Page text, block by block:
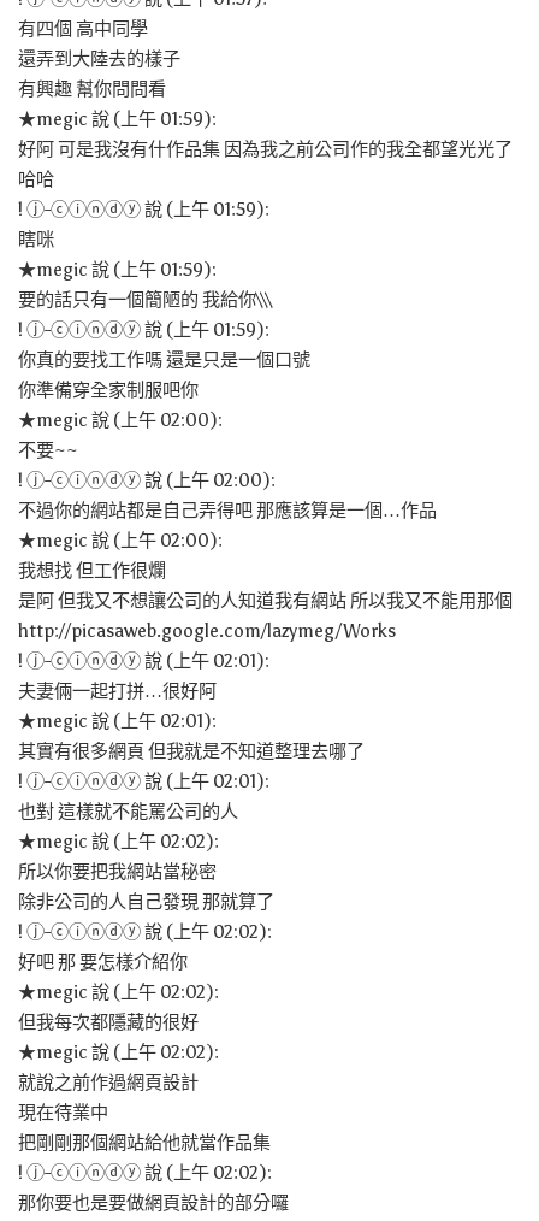
有四個 高中同學
還弄到大陸去的樣子
有興趣 幫你問問看
★megic 說 (上午 01:59):
好阿 可是我沒有什作品集 因為我之前公司作的我全都望光光了
哈哈
! ⓙ-ⓒⓘⓝⓓⓨ 說 (上午 01:59):
瞎咪
★megic 說 (上午 01:59):
要的話只有一個簡陋的 我給你\\\
! ⓙ-ⓒⓘⓝⓓⓨ 說 (上午 01:59):
你真的要找工作嗎 還是只是一個口號
你準備穿全家制服吧你
★megic 說 (上午 02:00):
不要~~
! ⓙ-ⓒⓘⓝⓓⓨ 說 (上午 02:00):
不過你的網站都是自己弄得吧 那應該算是一個…作品
★megic 說 (上午 02:00):
我想找 但工作很爛
是阿 但我又不想讓公司的人知道我有網站 所以我又不能用那個
http://picasaweb.google.com/lazymeg/Works
! ⓙ-ⓒⓘⓝⓓⓨ 說 (上午 02:01):
夫妻倆一起打拼…很好阿
★megic 說 (上午 02:01):
其實有很多網頁 但我就是不知道整理去哪了
! ⓙ-ⓒⓘⓝⓓⓨ 說 (上午 02:01):
也對 這樣就不能罵公司的人
★megic 說 (上午 02:02):
所以你要把我網站當秘密
除非公司的人自己發現 那就算了
! ⓙ-ⓒⓘⓝⓓⓨ 說 (上午 02:02):
好吧 那 要怎樣介紹你
★megic 說 (上午 02:02):
但我每次都隱藏的很好
★megic 說 (上午 02:02):
就說之前作過網頁設計
現在待業中
把剛剛那個網站給他就當作品集
! ⓙ-ⓒⓘⓝⓓⓨ 說 (上午 02:02):
那你要也是要做網頁設計的部分囉